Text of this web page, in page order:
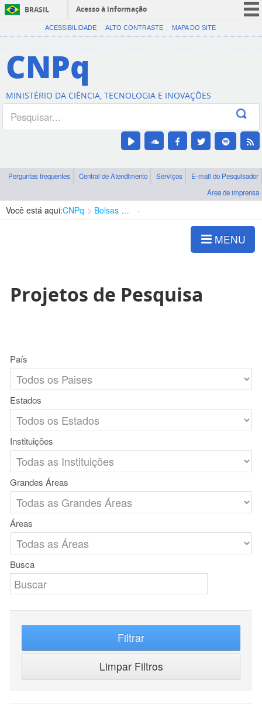
BRASIL
Acesso à informação
CORONAVÍRUS (COVID-19)
Canais
ACESSIBILIDADE ALTO CONTRASTE MAPA DO SITE
CNPq
MINISTÉRIO DA CIÊNCIA, TECNOLOGIA E INOVAÇÕES
Perguntas frequentes Central de Atendimento Serviços
E-mail do Pesquisador
Área de imprensa
Você está aqui:CNPq Bolsas e Auxílios Vigentes
MENU
Projetos de Pesquisa
País
Estados
Instituições
Grandes Áreas
Áreas
Busca
Filtrar
Limpar Filtros